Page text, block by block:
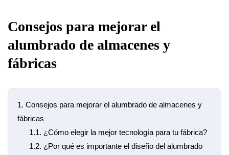
Consejos para mejorar el
alumbrado de almacenes y
fábricas
1. Consejos para mejorar el alumbrado de almacenes y
fábricas
1.1. ¿Cómo elegir la mejor tecnología para tu fábrica?
1.2. ¿Por qué es importante el diseño del alumbrado